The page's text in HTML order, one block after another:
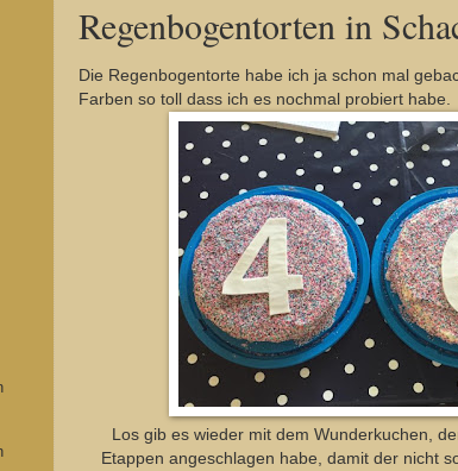
Regenbogentorten in
Die Regenbogentorte habe ich ja schon mal
Farben so toll dass ich es nochmal probiert habe.
Los gib es wieder mit dem Wunderkuchen,
Etappen angeschlagen habe, damit der nicht